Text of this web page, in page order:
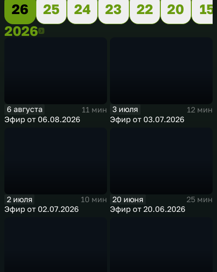
26
25 24 23 22 20
15
20262026
6 августа
11 мин
Эфир от 06.08.2026
3 июля
12 мин
Эфир от 03.07.2026
2 июля
10 мин
Эфир от 02.07.2026
20 июня
25 мин
Эфир от 20.06.2026